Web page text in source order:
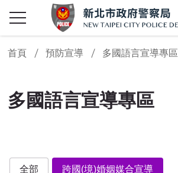
查詢區開關
首頁 預防宣導 多國語言宣導專區
多國語言宣導專區
全部 跨國(境)婚姻媒合宣導